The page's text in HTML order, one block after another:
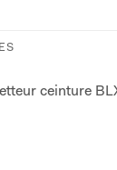
ceinture